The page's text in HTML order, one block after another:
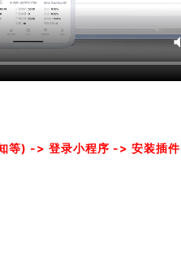
等) -> 登录小程序 -> 安装插件